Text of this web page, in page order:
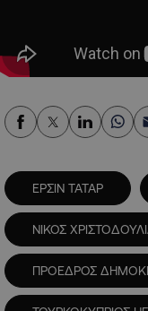
ΕΡΣΙΝ ΤΑΤΑΡ
ΝΙΚΟΣ
ΠΡΟΕΔΡΟΣ